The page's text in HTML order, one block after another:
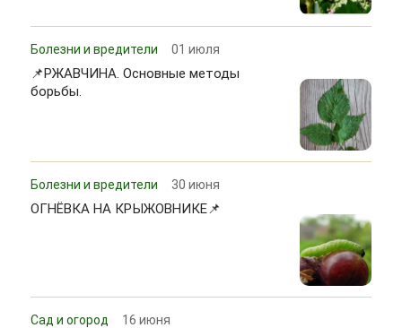
Болезни и вредители 01 июля
📌РЖАВЧИНА. Основные методы
борьбы.
Болезни и вредители 30 июня
ОГНЁВКА НА КРЫЖОВНИКЕ📌
Сад и огород 16 июня